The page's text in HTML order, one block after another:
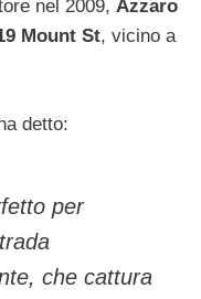
nel 2009, Azzaro
Mount St, vicino a
detto:
per
che cattura